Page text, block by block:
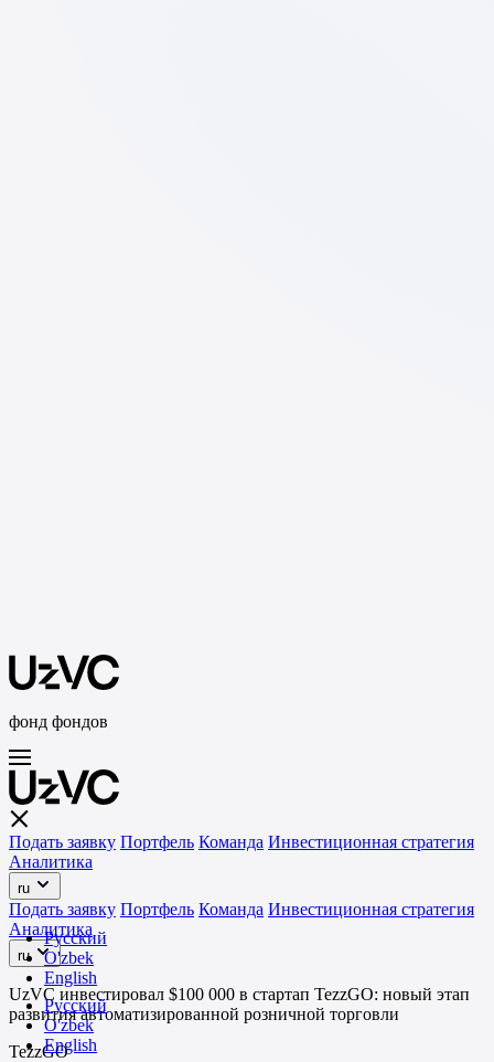
фонд фондов
Подать заявку Портфель Команда Инвестиционная стратегия
Аналитика
ru
Русский
O'zbek
English
Подать заявку Портфель Команда Инвестиционная стратегия
Аналитика
ru
Русский
O'zbek
English
UzVC инвестировал $100 000 в стартап TezzGO: новый этап
развития автоматизированной розничной торговли
TezzGO